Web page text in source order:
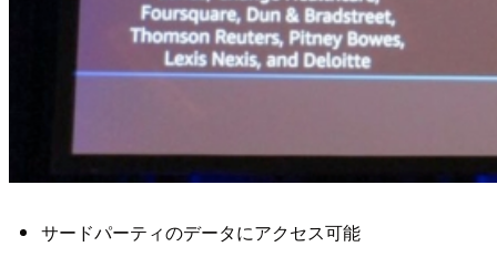
サードパーティのデータにアクセス可能